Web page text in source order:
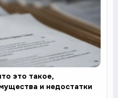
это такое,
и недостатки